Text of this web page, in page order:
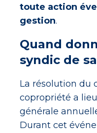
toute action
gestion.
Quand
syndic de
La résolution du
copropriété a
générale
Durant cet